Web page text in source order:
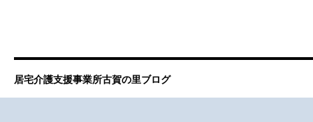
居宅介護支援事業所古賀の里ブログ